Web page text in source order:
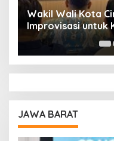
Wakil Wali Kota
Improvisasi untuk
Pendidikan
JAWA BARAT